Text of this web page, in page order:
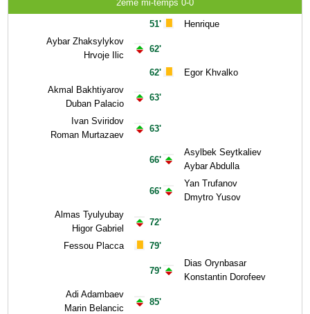
2ème mi-temps 0-0
Aybar Zhaksylykov
Hrvoje Ilic
Akmal Bakhtiyarov
Duban Palacio
Ivan Sviridov
Roman Murtazaev
Almas Tyulyubay
Higor Gabriel
Fessou Placca
Adi Adambaev
Marin Belancic
51'
62'
62'
63'
63'
66'
66'
72'
79'
79'
85'
Henrique
Egor Khvalko
Asylbek Seytkaliev
Aybar Abdulla
Yan Trufanov
Dmytro Yusov
Dias Orynbasar
Konstantin Dorofeev